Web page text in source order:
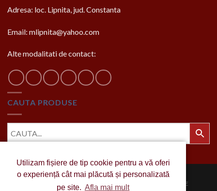
Utilizam fișiere de tip cookie pentru a vă oferi
o experiență cât mai plăcută și personalizată
pe site. Afla mai mult
Adresa: loc. Lipnita, jud. Constanta
Email: mlipnita@yahoo.com
Alte modalitati de contact:
CAUTA PRODUSE
DESPRE MANASTIRE
POMELNICE SI DONATII
MAGAZINUL ATELIERULUI DE BRODERIE SI CROITORIE